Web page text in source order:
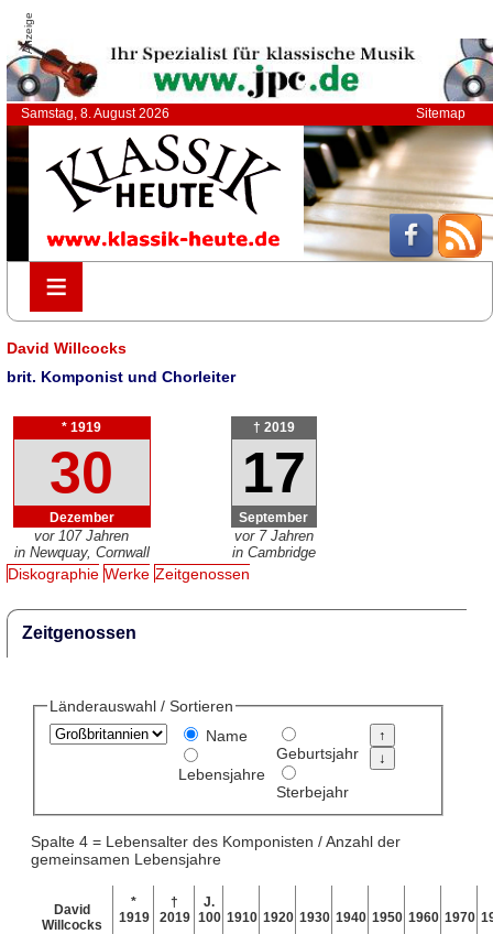
Anzeige
Samstag, 8. August 2026 Sitemap
≡
≡
David Willcocks
brit. Komponist und Chorleiter
* 1919
30
Dezember
vor 107 Jahren
in Newquay, Cornwall
† 2019
17
September
vor 7 Jahren
in Cambridge
Diskographie Werke Zeitgenossen
Zeitgenossen
Länderauswahl / Sortieren
Name
Lebensjahre
Geburtsjahr
Sterbejahr
Spalte 4 = Lebensalter des Komponisten / Anzahl der
gemeinsamen Lebensjahre
David
Willcocks
*
1919
†
2019
J.
100 1910 1920 1930 1940 1950 1960 1970